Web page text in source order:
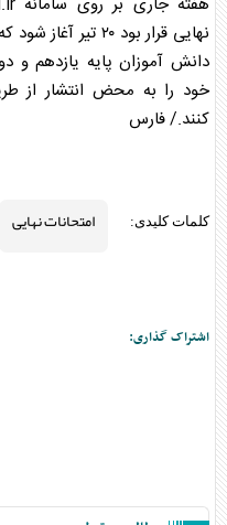
نهایی
دانش آموزان پایه یازدهم و
خود را به محض انتشار از
کنند./ فارس
کلمات کلیدی: امتحانات نهایی
اشتراک گذاری: